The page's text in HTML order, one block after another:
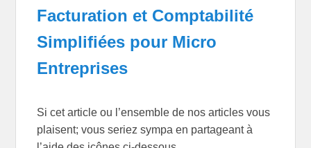
Facturation et Comptabilité
Simplifiées pour Micro
Entreprises
Si cet article ou l’ensemble de nos articles vous
plaisent; vous seriez sympa en partageant à